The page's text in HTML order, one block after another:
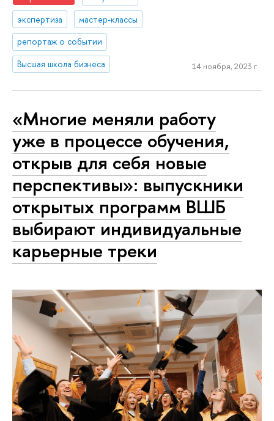
экспертиза
мастер-классы
репортаж о событии
Высшая школа бизнеса
14 ноября, 2023 г.
«Многие меняли работу
уже в процессе обучения,
открыв для себя новые
перспективы»: выпускники
открытых программ ВШБ
выбирают индивидуальные
карьерные треки